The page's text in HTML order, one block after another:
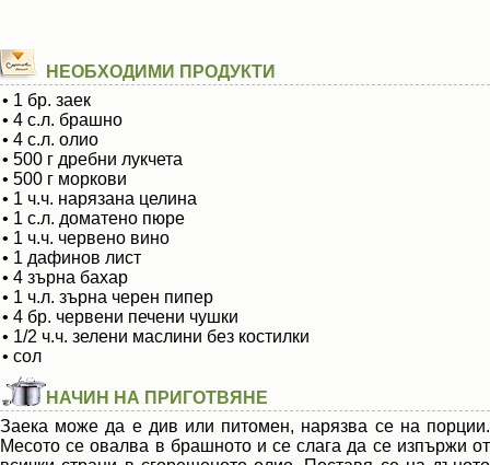
НЕОБХОДИМИ ПРОДУКТИ
• 1 бр. заек
• 4 с.л. брашно
• 4 с.л. олио
• 500 г дребни лукчета
• 500 г моркови
• 1 ч.ч. нарязана целина
• 1 с.л. доматено пюре
• 1 ч.ч. червено вино
• 1 дафинов лист
• 4 зърна бахар
• 1 ч.л. зърна черен пипер
• 4 бр. червени печени чушки
• 1/2 ч.ч. зелени маслини без костилки
• сол
НАЧИН НА ПРИГОТВЯНЕ
Заека може да е див или питомен, нарязва се на порции.
Месото се овалва в брашното и се слага да се изпържи от